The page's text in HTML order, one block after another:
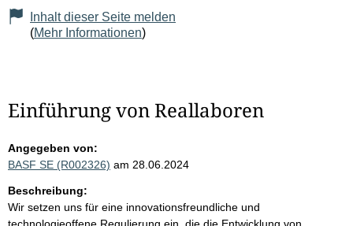
Inhalt dieser Seite melden
(Mehr Informationen)
Einführung von Reallaboren
Angegeben von:
BASF SE (R002326) am 28.06.2024
Beschreibung:
Wir setzen uns für eine innovationsfreundliche und